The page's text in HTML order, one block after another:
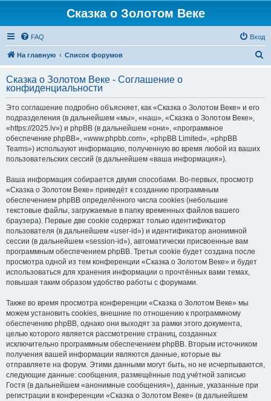
Сказка о Золотом Веке
FAQ Вход
На главную Список форумов
с
Сказка о Золотом Веке - Соглашение о
конфиденциальности
Это соглашение подробно объясняет, как «Сказка о Золотом Веке» и его
подразделения (в дальнейшем «мы», «наш», «Сказка о Золотом Веке»,
«https://2025.lv») и phpBB (в дальнейшем «они», «программное
обеспечение phpBB», «www.phpbb.com», «phpBB Limited», «phpBB
Teams») используют информацию, полученную во время любой из ваших
пользовательских сессий (в дальнейшем «ваша информация»).
Ваша информация собирается двумя способами. Во-первых, просмотр
«Сказка о Золотом Веке» приведёт к созданию программным
обеспечением phpBB определённого числа cookies (небольшие
текстовые файлы, загружаемые в папку временных файлов вашего
браузера). Первые две cookie содержат только идентификатор
пользователя (в дальнейшем «user-id») и идентификатор анонимной
сессии (в дальнейшем «session-id»), автоматически присвоенные вам
программным обеспечением phpBB. Третья cookie будет создана после
просмотра одной из тем конференции «Сказка о Золотом Веке» и будет
использоваться для хранения информации о прочтённых вами темах,
повышая таким образом удобство работы с форумами.
Также во время просмотра конференции «Сказка о Золотом Веке» мы
можем установить cookies, внешние по отношению к программному
обеспечению phpBB, однако они выходят за рамки этого документа,
целью которого является рассмотрение страниц, созданных
исключительно программным обеспечением phpBB. Вторым источником
получения вашей информации являются данные, которые вы
отправляете на форум. Этими данными могут быть, но не исчерпываются,
следующие данные: сообщения, размещённые под учётной записью
Гостя (в дальнейшем «анонимные сообщения»), данные, указанные при
регистрации в конференции «Сказка о Золотом Веке» (в дальнейшем